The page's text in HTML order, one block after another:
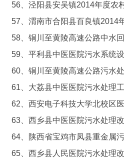
56、泾阳县安吴镇2014年度农
57、渭南市合阳县百良镇2014
58、铜川至黄陵高速公路中水
59、平利县中医医院污水系统
60、铜川至黄陵高速公路污水
61、大荔县中医医院污水处理
62、西安电子科技大学北校区
63、西乡县中医医院污水处理
64、陕西省宝鸡市凤县重金属
65、西乡县人民医院污水处理